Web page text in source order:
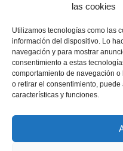
las cookies
Utilizamos tecnologías como las
información del dispositivo. Lo
navegación y para mostrar
consentimiento a estas
comportamiento de navegación
o retirar el consentimiento,
características y funciones.
Evita la publicidad
colores).
Tras varios días de
los blogueros es